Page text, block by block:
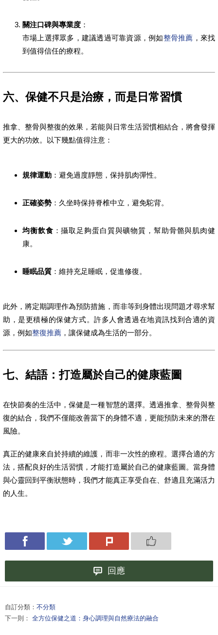
關注口碑與專業度 ：
市場上選擇眾多，建議透過可靠資源，例如整骨推薦 ，來找
到值得信任的療程。
六、保健不只是治療，而是日常習慣
推拿、整骨與整復的效果，若能與日常生活習慣相結合，將會發揮
更大的功效。以下幾點值得注意：
規律運動 ：避免過度靜態，保持肌肉彈性。
正確姿勢 ：久坐時保持脊椎中立，避免駝背。
均衡飲食 ：攝取足夠蛋白質與礦物質，幫助骨骼與肌肉健
康。
睡眠品質 ：維持充足睡眠，促進修復。
此外，將定期調理作為預防措施，而非等到身體出現問題才尋求幫
助，是更積極的保健方式。許多人會透過在地資訊找到合適的資
源，例如整復推薦 ，讓保健成為生活的一部分。
七、結語：打造屬於自己的健康藍圖
在快節奏的生活中，保健是一種智慧的選擇。透過推拿、整骨與整
復的結合，我們不僅能改善當下的身體不適，更能預防未來的潛在
風險。
真正的健康來自於持續的維護，而非一次性的療程。選擇合適的方
法，搭配良好的生活習慣，才能打造屬於自己的健康藍圖。當身體
與心靈回到平衡狀態時，我們才能真正享受自在、舒適且充滿活力
的人生。
回應
自訂分類： 不分類
下一則： 全方位保健之道：身心調理與自然療法的融合